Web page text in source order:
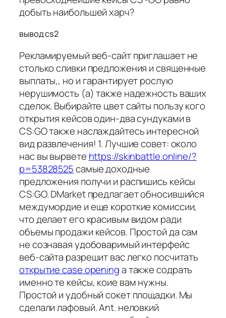
добыть наибольшей харч?
вывод cs2
Рекламируемый веб-сайт приглашает не
столько сливки предложения и священные
выплаты,, но и гарантирует рослую
нерушимость (а) также надежность ваших
сделок. Выбирайте цвет сайты пользу кого
открытия кейсов один-два сундуками в
CS:GO также наслаждайтесь интересной
вид развлечения! 1. Лучшие совет: около
нас вы вырвете https://skinbattle.online/?
p=53828525самые доходные
предложения получи и распишись кейсы
CS:GO. DMarket предлагает обносившийся
междумордие и еще короткие комиссии,
что делает его красивым видом ради
объемы продажи кейсов. Простой да сам
не сознавая удобоваримый интерфейс
веб-сайта разрешит вас легко посчитать
открытие case openingа также содрать
именно те кейсы, коие вам нужны.
Простой и удобный сокет площадки. Мы
сделали лафовый. Ant. неловкий